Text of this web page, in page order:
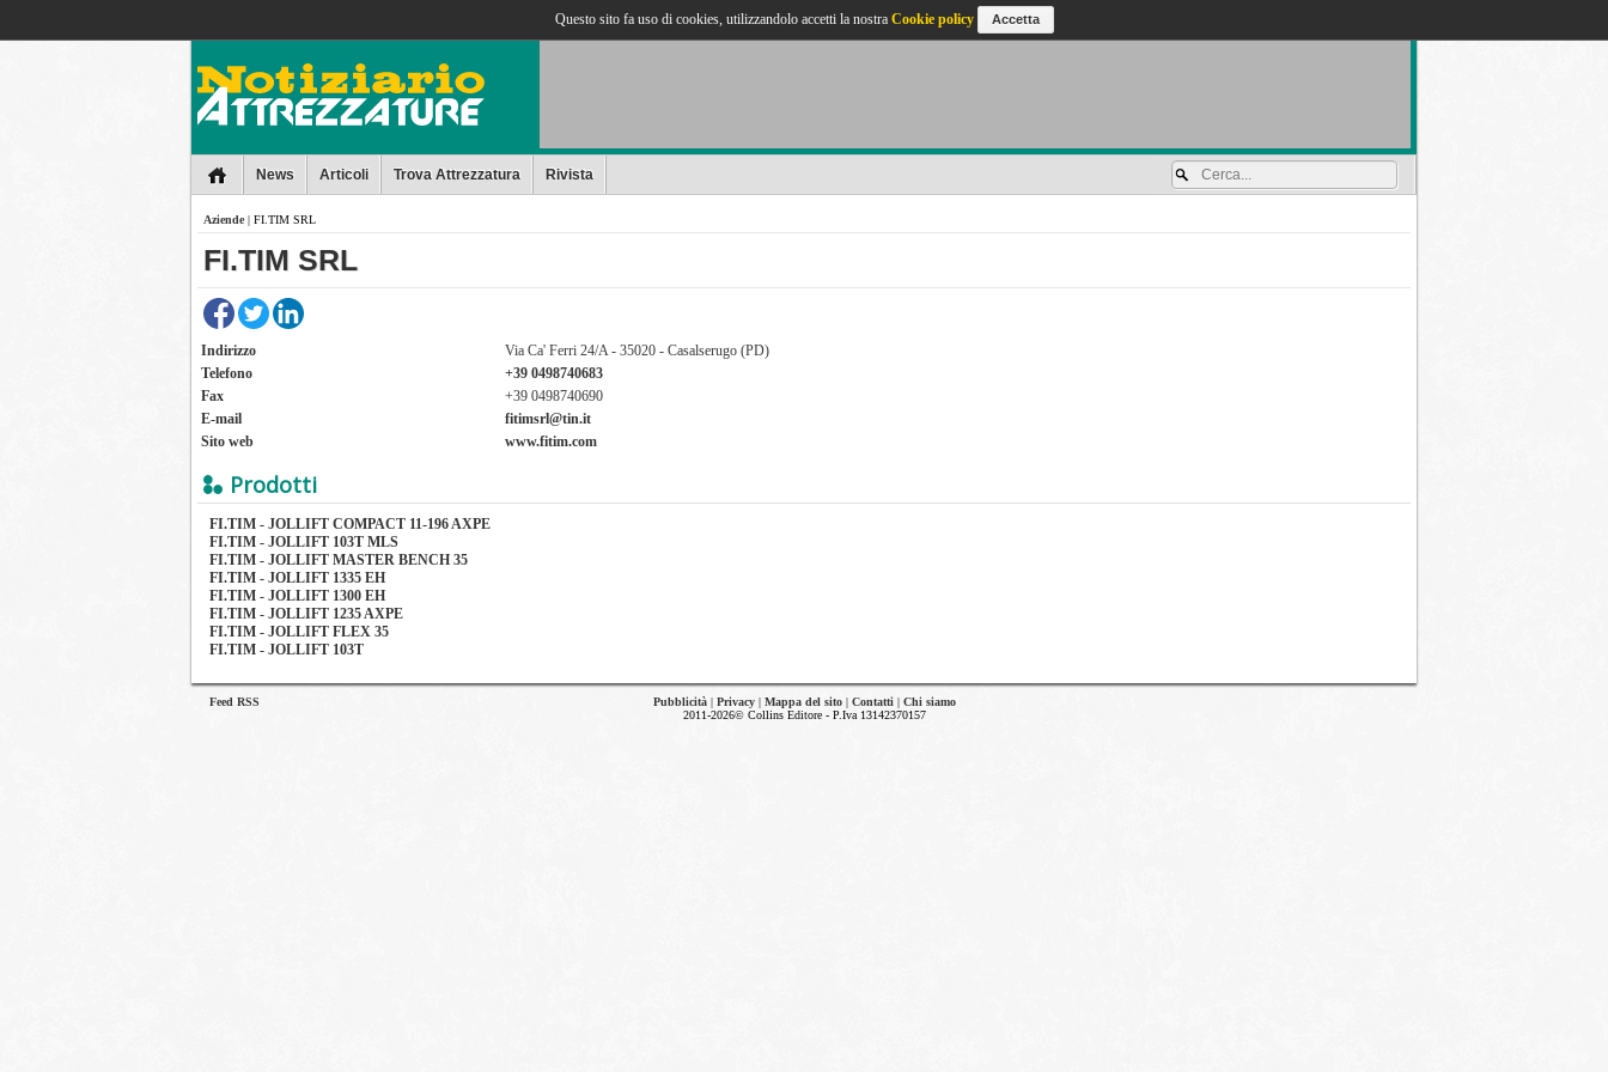
News Articoli Trova Attrezzatura Rivista
Aziende | FI.TIM SRL
FI.TIM SRL
Indirizzo
Via Ca' Ferri 24/A - 35020 - Casalserugo (PD)
Telefono
+39 0498740683
Fax
+39 0498740690
E-mail
fitimsrl@tin.it
Sito web
www.fitim.com
Prodotti
FI.TIM - JOLLIFT COMPACT 11-196 AXPE
FI.TIM - JOLLIFT 103T MLS
FI.TIM - JOLLIFT MASTER BENCH 35
FI.TIM - JOLLIFT 1335 EH
FI.TIM - JOLLIFT 1300 EH
FI.TIM - JOLLIFT 1235 AXPE
FI.TIM - JOLLIFT FLEX 35
FI.TIM - JOLLIFT 103T
Feed RSS Pubblicità| Privacy| Mappa del sito| Contatti| Chi siamo
2011-2026© Collins Editore - P.Iva 13142370157
Questo sito fa uso di cookies, utilizzandolo accetti la nostra Cookie policy Accetta